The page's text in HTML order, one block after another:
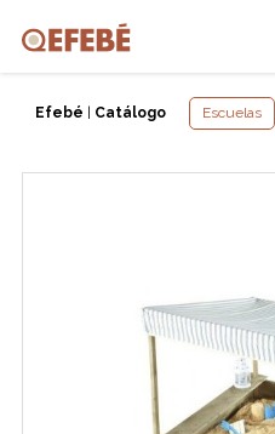
Efebé Catálogo Escuelas